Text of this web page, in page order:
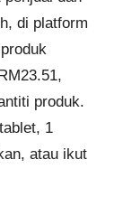
di platform
produk.
1
atau ikut